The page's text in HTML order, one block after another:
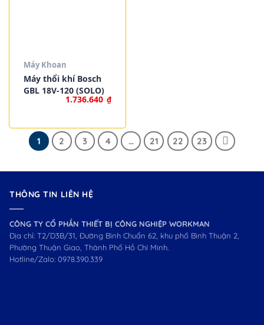
Máy Khoan
Máy thổi khí Bosch
GBL 18V-120 (SOLO)
1.736.640 ₫
1 2 3 4 … 21 22 23
THÔNG TIN LIÊN HỆ
CÔNG TY CỔ PHẦN THIẾT BỊ CÔNG NGHIỆP WORKMAN
Địa chỉ: T2/D3B/31, Đường Bình Chuẩn 62, khu phố Bình Thuận 2,
Phường Thuận Giao, Thành Phố Hồ Chí Minh.
Hotline/Zalo: 0978.390.339